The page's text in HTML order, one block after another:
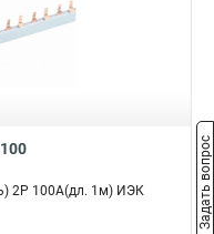
2Р 100А(дл. 1м) ИЭК Задать вопрос